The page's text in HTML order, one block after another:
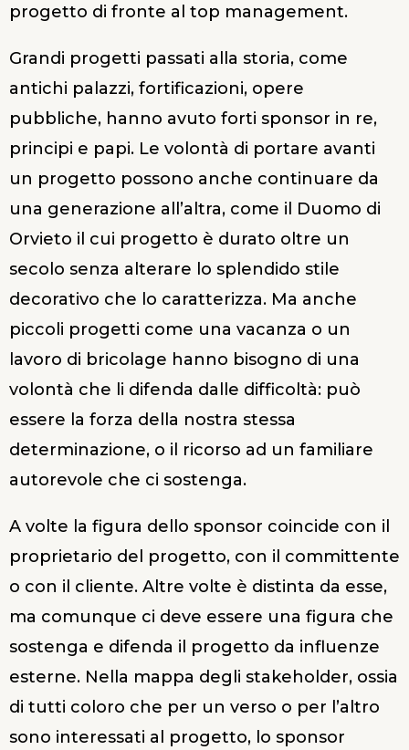
progetto di fronte al top management.
Grandi progetti passati alla storia, come
antichi palazzi, fortificazioni, opere
pubbliche, hanno avuto forti sponsor in re,
principi e papi. Le volontà di portare avanti
un progetto possono anche continuare da
una generazione all’altra, come il Duomo di
Orvieto il cui progetto è durato oltre un
secolo senza alterare lo splendido stile
decorativo che lo caratterizza. Ma anche
piccoli progetti come una vacanza o un
lavoro di bricolage hanno bisogno di una
volontà che li difenda dalle difficoltà: può
essere la forza della nostra stessa
determinazione, o il ricorso ad un familiare
autorevole che ci sostenga.
A volte la figura dello sponsor coincide con il
proprietario del progetto, con il committente
o con il cliente. Altre volte è distinta da esse,
ma comunque ci deve essere una figura che
sostenga e difenda il progetto da influenze
esterne. Nella mappa degli stakeholder, ossia
di tutti coloro che per un verso o per l’altro
sono interessati al progetto, lo sponsor